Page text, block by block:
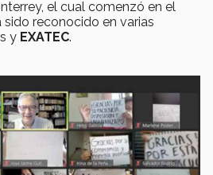
el cual comenzó en el
sido reconocido en varias
y EXATEC.